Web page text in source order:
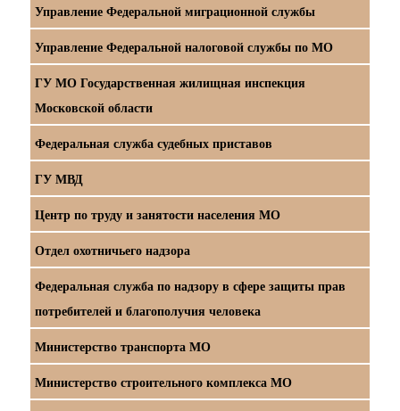
Управление Федеральной миграционной службы
Управление Федеральной налоговой службы по МО
ГУ МО Государственная жилищная инспекция
Московской области
Федеральная служба судебных приставов
ГУ МВД
Центр по труду и занятости населения МО
Отдел охотничьего надзора
Федеральная служба по надзору в сфере защиты прав
потребителей и благополучия человека
Министерство транспорта МО
Министерство строительного комплекса МО